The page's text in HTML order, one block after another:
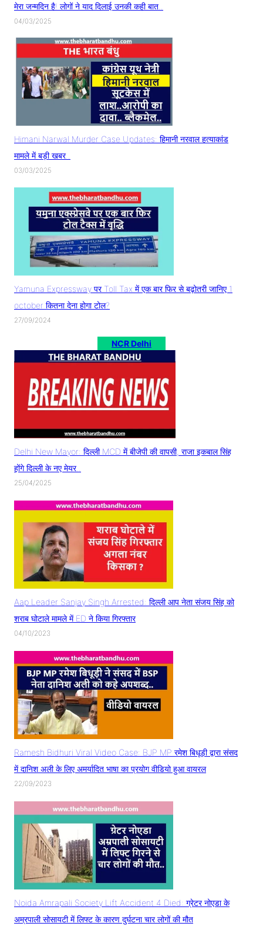
मेरा जन्मदिन है! लोगों ने याद दिलाई उनकी कही बात..
04/03/2025
Himani Narwal Murder Case Updates: हिमानी नरवाल हत्याकांड
मामले में बड़ी खबर..
03/03/2025
Yamuna Expressway पर Toll Tax में एक बार फिर से बढ़ोतरी जानिए 1
october कितना देना होगा टोल?
27/09/2024
NCR Delhi
Delhi New Mayor: दिल्ली MCD में बीजेपी की वापसी, राजा इकबाल सिंह
होंगे दिल्ली के नए मेयर..
25/04/2025
Aap Leader Sanjay Singh Arrested: दिल्ली आप नेता संजय सिंह को
शराब घोटाले मामले में ED ने किया गिरफ्तार
04/10/2023
Ramesh Bidhuri Viral Video Case: BJP MP रमेश बिधूड़ी द्वारा संसद
में दानिश अली के लिए अमर्यादित भाषा का प्रयोग वीडियो हुआ वायरल
22/09/2023
Noida Amrapali Society Lift Accident 4 Died: ग्रेटर नोएडा के
अम्रपाली सोसायटी में लिफ्ट के कारण दुर्घटना चार लोगों की मौत